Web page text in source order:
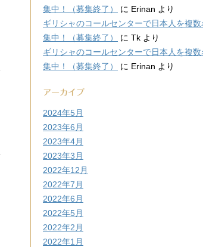
集中！（募集終了）
に Erinan より
ギリシャのコールセンターで日本人を複数
集中！（募集終了）
に Tk より
ギリシャのコールセンターで日本人を複数
集中！（募集終了）
に Erinan より
アーカイブ
2024年5月
2023年6月
2023年4月
2023年3月
2022年12月
2022年7月
2022年6月
2022年5月
2022年2月
2022年1月